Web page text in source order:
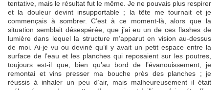
tentative, mais le résultat fut le même. Je ne pouvais plus respirer
et la douleur devint insupportable ; la tête me tournait et je
commençais à sombrer. C’est à ce moment-là, alors que la
situation semblait désespérée, que j’ai eu un de ces flashes de
lumière dans lequel la structure m’apparut en vision au-dessus
de moi. Ai-je vu ou deviné qu’il y avait un petit espace entre la
surface de l’eau et les planches qui reposaient sur les poutres,
toujours est-il que, bien qu’au bord de l’évanouissement, je
remontai et vins presser ma bouche près des planches ; je
réussis à inhaler un peu d’air, mais malheureusement il était